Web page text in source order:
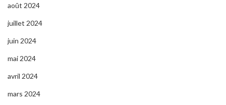
août 2024
juillet 2024
juin 2024
mai 2024
avril 2024
mars 2024